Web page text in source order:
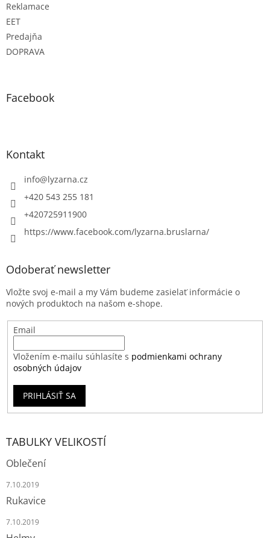
Reklamace
EET
Predajňa
DOPRAVA
Facebook
Kontakt
info@lyzarna.cz
+420 543 255 181
+420725911900
https://www.facebook.com/lyzarna.bruslarna/
Odoberať newsletter
Vložte svoj e-mail a my Vám budeme zasielať informácie o
nových produktoch na našom e-shope.
Email
Vložením e-mailu súhlasíte s podmienkami ochrany
osobných údajov
PRIHLÁSIŤ SA
TABULKY VELIKOSTÍ
Oblečení
7.10.2019
Rukavice
7.10.2019